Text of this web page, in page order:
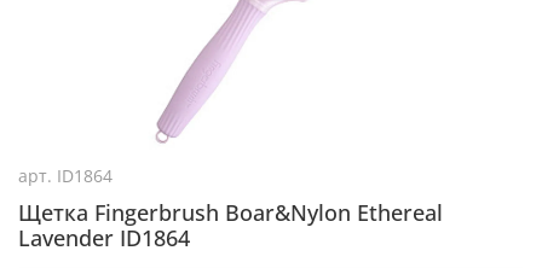
арт. ID1864
Щетка Fingerbrush Boar&Nylon Ethereal
Lavender ID1864